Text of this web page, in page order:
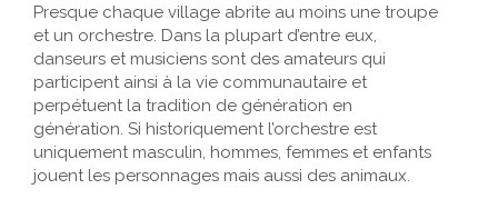
Presque chaque village abrite au moins une troupe
et un orchestre. Dans la plupart d’entre eux,
danseurs et musiciens sont des amateurs qui
participent ainsi à la vie communautaire et
perpétuent la tradition de génération en
génération. Si historiquement l’orchestre est
uniquement masculin, hommes, femmes et enfants
jouent les personnages mais aussi des animaux.